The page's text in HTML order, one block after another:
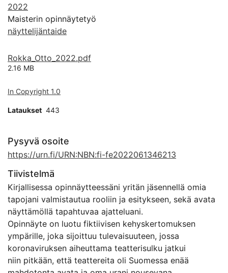
2022
Maisterin opinnäytetyö
näyttelijäntaide
Rokka_Otto_2022.pdf
2.16 MB
In Copyright 1.0
Lataukset 443
Pysyvä osoite
https://urn.fi/URN:NBN:fi-fe2022061346213
Tiivistelmä
Kirjallisessa opinnäytteessäni yritän jäsennellä omia
tapojani valmistautua rooliin ja esitykseen, sekä avata
näyttämöllä tapahtuvaa ajatteluani.
Opinnäyte on luotu fiktiivisen kehyskertomuksen
ympärille, joka sijoittuu tulevaisuuteen, jossa
koronaviruksen aiheuttama teatterisulku jatkui
niin pitkään, että teattereita oli Suomessa enää